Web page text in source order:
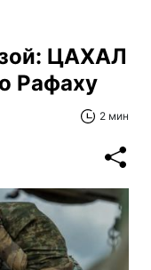
ЦАХАЛ
Рафаху
2 мин